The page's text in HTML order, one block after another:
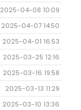
2025-04-08 10:09
2025-04-07 14:50
2025-04-01 16:53
2025-03-25 12:16
2025-03-16 19:58
2025-03-13 11:29
2025-03-10 13:36